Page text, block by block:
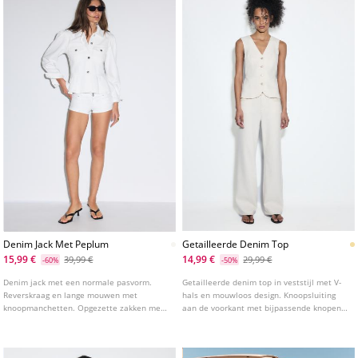
Denim Jack Met Peplum
15,99 €
-60% 39,99 €
Denim jack met een normale pasvorm.
Reverskraag en lange mouwen met
knoopmanchetten. Opgezette zakken met
Getailleerde Denim Top
14,99 €
-50% 29,99 €
Getailleerde denim top in veststijl met V-
hals en mouwloos design. Knoopsluiting
aan de voorkant met bijpassende knopen.